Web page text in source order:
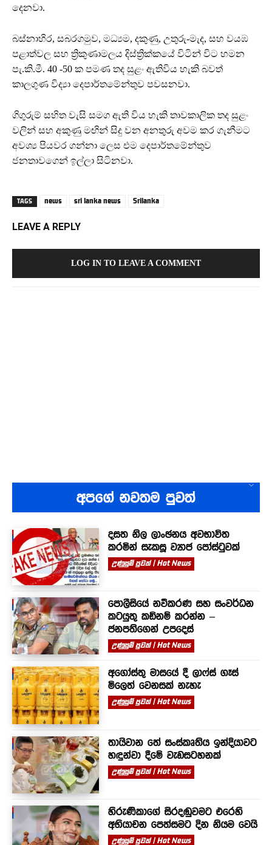
දෙනවා.
බස්නාහිර, සබරගමුව, මධ්‍යම, දකුණු, උතුරු-මැද, සහ වයඹ
පළාත්වල සහ ත්‍රිකුණාමලය දිස්ත්‍රික්කයේ විටින් විට හමන
පැ.කි.මී. 40 -50 ක පමණ තද සුළං ඇතිවිය හැකි බවත්
කාලගුණ විද්‍යා දෙපාර්තමේන්තුව පවසනවා.
ගිගුරුම් සහිත වැසි සමග ඇති විය හැකි තාවකාලික තද සුළං
වලින් සහ අකුණු මඟින් සිදු වන අනතුරු අවම කර ගැනීමට
අවශ්‍ය පියවර ගන්නා ලෙස එම දෙපාර්තමේන්තුව
ජනතාවගෙන් ඉල්ලා සිටිනවා.
TAGS news sri lanka news Srilanka
LEAVE A REPLY
LOG IN TO LEAVE A COMMENT
අපගේ නවතම පුවත්
දසත නිල ලාංඡනය අවභාවිත
කරමින් සැකසූ ව්‍යාජ පෝස්ටුවක්
උණුසුම් පුවත් | Hot News
පොලීසියේ නවීකරණ සහ සංවර්ධන
කටයුතු කඩිනම් කරන්න –
ජනපතිගෙන් උපදෙස්
උණුසුම් පුවත් | Hot News
අගෝස්තු මාසයේ දී ලාෆ්ස් ගෑස්
මිලෙත් වෙනසක් නැහැ
උණුසුම් පුවත් | Hot News
තායිවාන තේ සංස්කෘතිය ඉන්දියාවට
හඳුන්වා දීමේ වැඩසටහනක්
උණුසුම් පුවත් | Hot News
හිරුණිකාගේ සිරදඬුවමට එරෙහි
අභියාචන පෙත්සමට දින නියම වෙයි
උණුසුම් පුවත් | Hot News